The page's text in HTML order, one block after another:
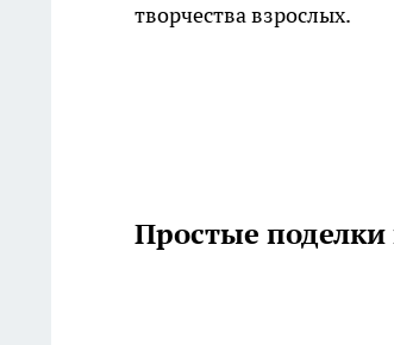
творчества взрослых.
Простые